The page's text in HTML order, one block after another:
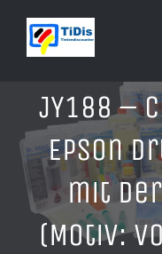
Inhalt
JY188 –
Epson
mit
(Motiv: